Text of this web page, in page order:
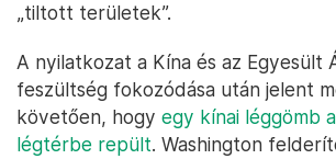
„tiltott területek”.
A nyilatkozat a Kína és az Egyesült
feszültség fokozódása után jelent
követően, hogy egy kínai léggömb
légtérbe repült. Washington